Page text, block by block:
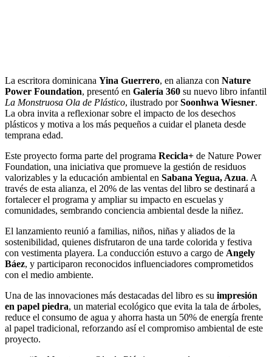
La escritora dominicana Yina Guerrero, en alianza con Nature
Power Foundation, presentó en Galería 360 su nuevo libro infantil
La Monstruosa Ola de Plástico, ilustrado porSoonhwa Wiesner.
La obra invita a reflexionar sobre el impacto de los desechos
plásticos y motiva a los más pequeños a cuidar el planeta desde
temprana edad.
Este proyecto forma parte del programa Recicla+ de Nature Power
Foundation, una iniciativa que promueve la gestión de residuos
valorizables y la educación ambiental en Sabana Yegua, Azua. A
través de esta alianza, el 20% de las ventas del libro se destinará a
fortalecer el programa y ampliar su impacto en escuelas y
comunidades, sembrando conciencia ambiental desde la niñez.
El lanzamiento reunió a familias, niños, niñas y aliados de la
sostenibilidad, quienes disfrutaron de una tarde colorida y festiva
con vestimenta playera. La conducción estuvo a cargo de Angely
Báez, y participaron reconocidos influenciadores comprometidos
con el medio ambiente.
Una de las innovaciones más destacadas del libro es su impresión
en papel piedra, un material ecológico que evita la tala de árboles,
reduce el consumo de agua y ahorra hasta un 50% de energía frente
al papel tradicional, reforzando así el compromiso ambiental de este
proyecto.